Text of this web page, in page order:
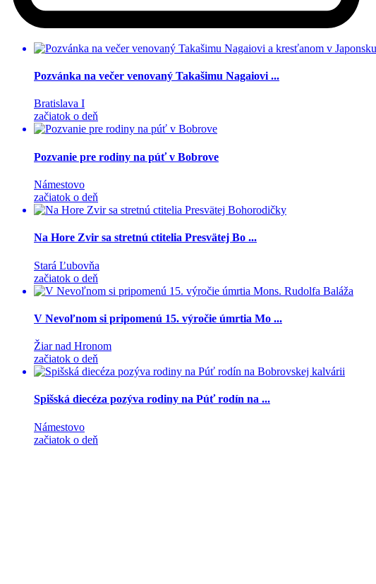
Pozvánka na večer venovaný Takašimu Nagaiovi ...
Bratislava I
začiatok o deň
Pozvanie pre rodiny na púť v Bobrove
Námestovo
začiatok o deň
Na Hore Zvir sa stretnú ctitelia Presvätej Bo ...
Stará Ľubovňa
začiatok o deň
V Nevoľnom si pripomenú 15. výročie úmrtia Mo ...
Žiar nad Hronom
začiatok o deň
Spišská diecéza pozýva rodiny na Púť rodín na ...
Námestovo
začiatok o deň